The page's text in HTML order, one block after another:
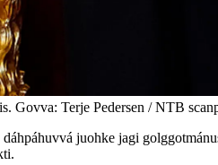
Govva: Terje Pedersen / NTB
juohke jagi